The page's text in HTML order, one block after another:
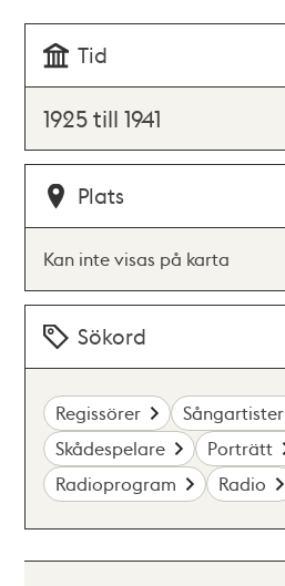
Tid
1925 till 1941
Plats
Kan inte visas på karta
Sökord
Regissörer
Sångartister
Skådespelare
Porträtt
Radioprogram
Radio